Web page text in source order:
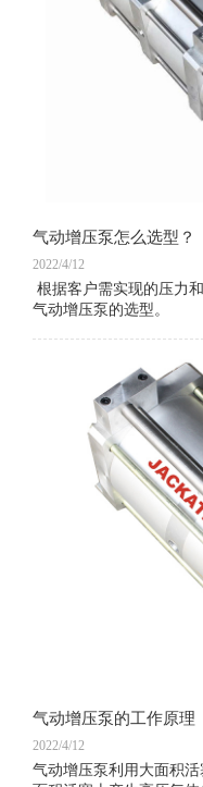
气动增压泵怎么选型？
2022/4/12
根据客户需实现的压力
气动增压泵的选型。 1
气动增压泵的工作原理
2022/4/12
气动增压泵利用大面积